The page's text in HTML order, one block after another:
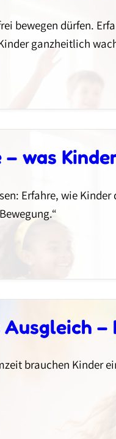
bewegen dürfen.
ganzheitlich
was
Erfahre, wie
brauchen Kinder